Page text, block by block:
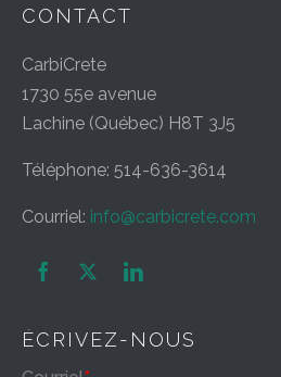
CONTACT
CarbiCrete
1730 55e avenue
Lachine (Québec) H8T 3J5
Téléphone: 514-636-3614
Courriel: info@carbicrete.com
 
ÉCRIVEZ-NOUS